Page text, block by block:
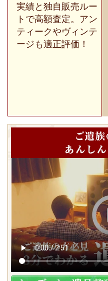
実績と独自販売ルー
トで高額査定。アン
ティークやヴィンテ
ージも適正評価！